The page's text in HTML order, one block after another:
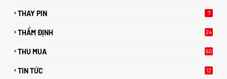
THAY PIN 7
THẨM ĐỊNH 24
THU MUA 60
TIN TỨC 12